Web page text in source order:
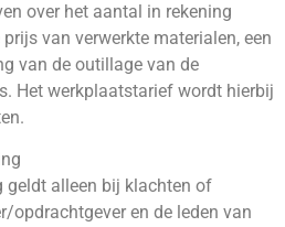
over het aantal in rekening
van verwerkte materialen, een
van de outillage van de
Het werkplaatstarief wordt hierbij
geldt alleen bij klachten of
opdrachtgever en de leden van